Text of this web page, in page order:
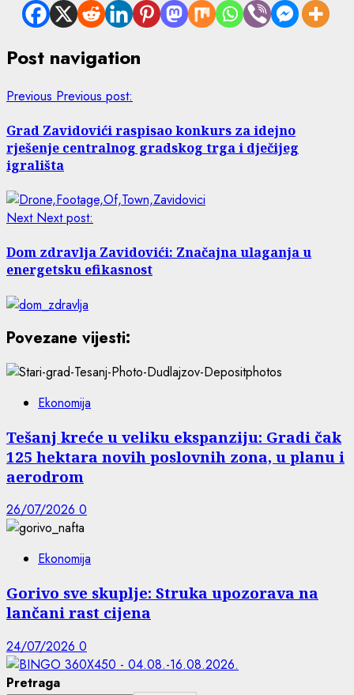
Post navigation
Previous Previous post:
Grad Zavidovići raspisao konkurs za idejno
rješenje centralnog gradskog trga i dječijeg
igrališta
Next Next post:
Dom zdravlja Zavidovići: Značajna ulaganja u
energetsku efikasnost
Povezane vijesti:
Ekonomija
Tešanj kreće u veliku ekspanziju: Gradi čak
125 hektara novih poslovnih zona, u planu i
aerodrom
26/07/2026 0
Ekonomija
Gorivo sve skuplje: Struka upozorava na
lančani rast cijena
24/07/2026 0
Pretraga